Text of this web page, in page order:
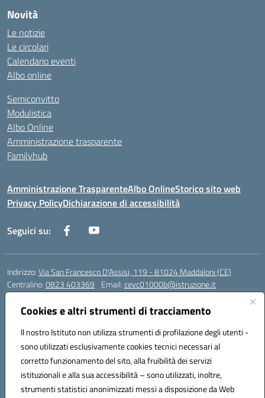
Cookies e altri strumenti di tracciamento
Il nostro Istituto non utilizza strumenti di profilazione degli utenti -
sono utilizzati esclusivamente cookies tecnici necessari al
corretto funzionamento del sito, alla fruibilità dei servizi
istituzionali e alla sua accessibilità – sono utilizzati, inoltre,
strumenti statistici anonimizzati messi a disposizione da Web
Novità
Le notizie
Le circolari
Calendario eventi
Albo online
Semiconvitto
Modulistica
Albo Online
Amministrazione trasparente
Familyhub
Amministrazione TrasparenteAlbo OnlineStorico sito web
Privacy PolicyDichiarazione di accessibilità
Seguici su:
Indirizzo:Via San Francesco D'Assisi, 119 - 81024 Maddaloni (CE)
Centralino:0823 403369 Email:cevc01000b@istruzione.it
Posta elettronica certificata (PEC):
Codice fiscale: 80004990612 (Convitto) - 93044680614 (Scuole
Annesse)
Codice meccanografico:CEVC01000B
Codice Indice delle Pubbliche Amministrazioni (IPA): istsc_cevc01000b
Codice unico di fatturazione (CUF): ZUT1RT